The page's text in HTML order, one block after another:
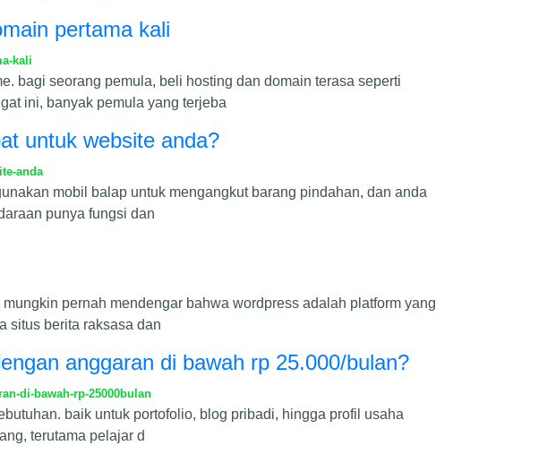
pertama kali
kali
bagi seorang pemula, beli hosting dan domain terasa seperti
ini, banyak pemula yang terjeba
untuk website anda?
anda
mobil balap untuk mengangkut barang pindahan, dan anda
punya fungsi dan
pernah mendengar bahwa wordpress adalah platform yang
situs berita raksasa dan
anggaran di bawah rp 25.000/bulan?
di-bawah-rp-25000bulan
baik untuk portofolio, blog pribadi, hingga profil usaha
terutama pelajar d